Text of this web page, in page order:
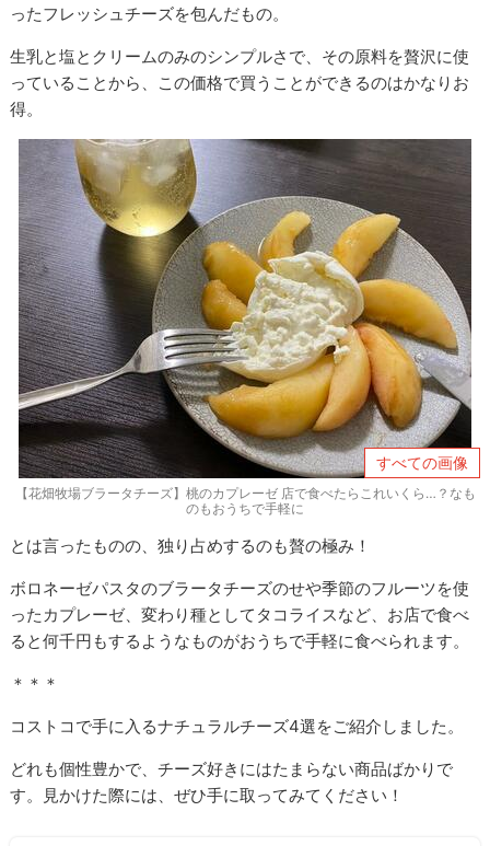
ったフレッシュチーズを包んだもの。
生乳と塩とクリームのみのシンプルさで、その原料を贅沢に使
っていることから、この価格で買うことができるのはかなりお
得。
すべての画像
【花畑牧場ブラータチーズ】桃のカプレーゼ 店で食べたらこれいくら…？なも
のもおうちで手軽に
とは言ったものの、独り占めするのも贅の極み！
ボロネーゼパスタのブラータチーズのせや季節のフルーツを使
ったカプレーゼ、変わり種としてタコライスなど、お店で食べ
ると何千円もするようなものがおうちで手軽に食べられます。
＊＊＊
コストコで手に入るナチュラルチーズ4選をご紹介しました。
どれも個性豊かで、チーズ好きにはたまらない商品ばかりで
す。見かけた際には、ぜひ手に取ってみてください！